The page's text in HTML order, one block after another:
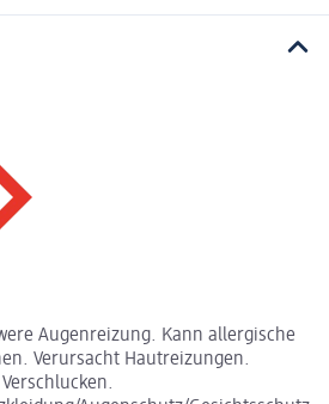
Augenreizung. Kann allergische
Verursacht Hautreizungen.